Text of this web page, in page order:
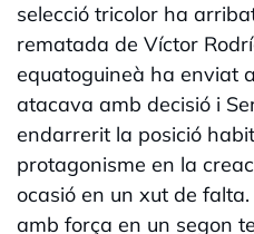
selecció tricolor ha
rematada de Víctor
equatoguineà ha enviat
atacava amb decisió i
endarrerit la posició
protagonisme en la
ocasió en un xut de
amb força en un segon